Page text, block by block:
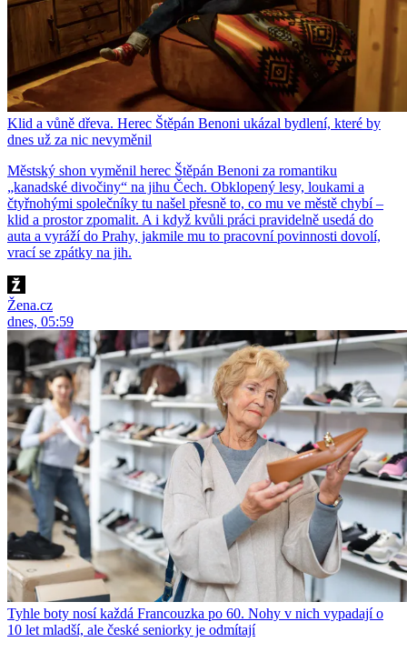
Klid a vůně dřeva. Herec Štěpán Benoni ukázal bydlení, které by
dnes už za nic nevyměnil
Městský shon vyměnil herec Štěpán Benoni za romantiku
„kanadské divočiny“ na jihu Čech. Obklopený lesy, loukami a
čtyřnohými společníky tu našel přesně to, co mu ve městě chybí –
klid a prostor zpomalit. A i když kvůli práci pravidelně usedá do
auta a vyráží do Prahy, jakmile mu to pracovní povinnosti dovolí,
vrací se zpátky na jih.
Žena.cz
dnes, 05:59
Tyhle boty nosí každá Francouzka po 60. Nohy v nich vypadají o
10 let mladší, ale české seniorky je odmítají